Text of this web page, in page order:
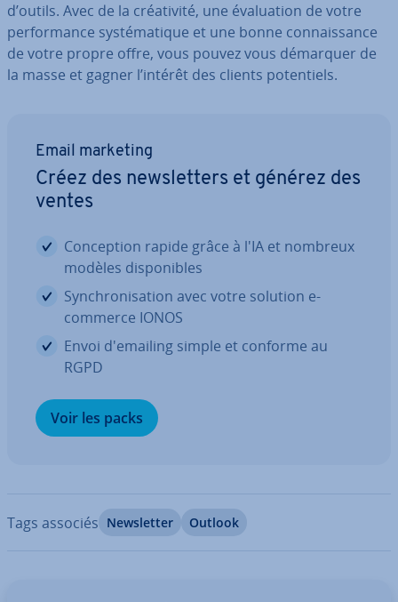
d’outils. Avec de la créa­ti­vité, une éva­lua­tion de votre
per­for­mance sys­té­ma­tique et une bonne con­nais­sance
de votre propre offre, vous pouvez vous démarquer de
la masse et gagner l’intérêt des clients po­ten­tiels.
Email marketing
Créez des news­let­ters et générez des
ventes
Con­cep­tion rapide grâce à l'IA et nombreux
modèles dis­po­nibles
Syn­chro­ni­sa­tion avec votre solution e-
commerce IONOS
Envoi d'emai­ling simple et conforme au
RGPD
Voir les packs
Tags associés News­let­ter Outlook